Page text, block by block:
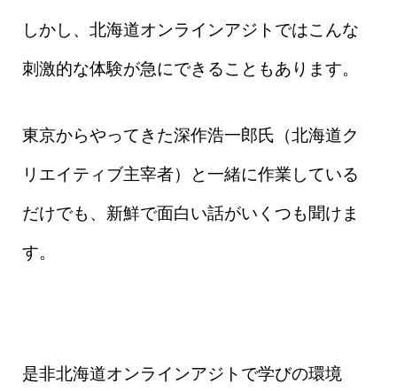
しかし、北海道オンラインアジトではこんな
刺激的な体験が急にできることもあります。
東京からやってきた深作浩一郎氏（北海道ク
リエイティブ主宰者）と一緒に作業している
だけでも、新鮮で面白い話がいくつも聞けま
す。
是非北海道オンラインアジトで学びの環境